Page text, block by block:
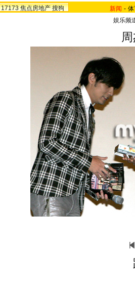
17173 焦点房地产 搜狗 新闻 -
娱乐频